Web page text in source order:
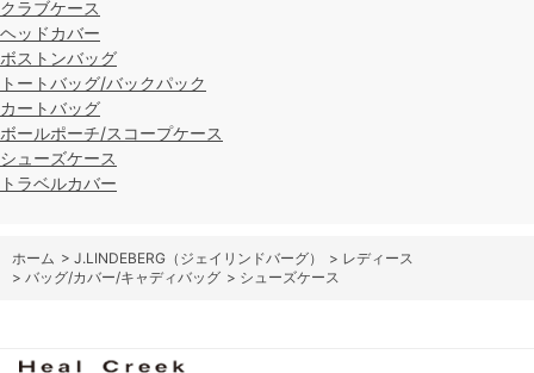
クラブケース
ヘッドカバー
ボストンバッグ
トートバッグ/バックパック
カートバッグ
ボールポーチ/スコープケース
シューズケース
トラベルカバー
ホーム > J.LINDEBERG（ジェイリンドバーグ） > レディース
> バッグ/カバー/キャディバッグ > シューズケース